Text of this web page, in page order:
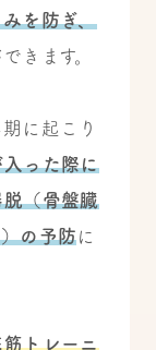
を防ぎ、
きます。
に起こり
った際に
（骨盤臓
の予防に
トレーニ